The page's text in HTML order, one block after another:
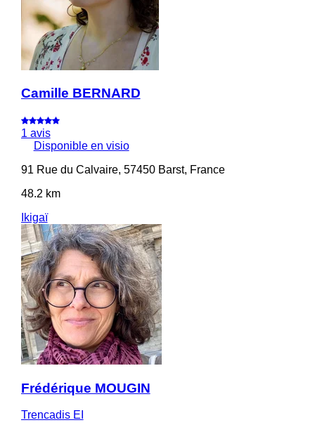
Camille BERNARD
1 avis
Disponible en visio
91 Rue du Calvaire, 57450 Barst, France
48.2 km
Ikigaï
Frédérique MOUGIN
Trencadis EI